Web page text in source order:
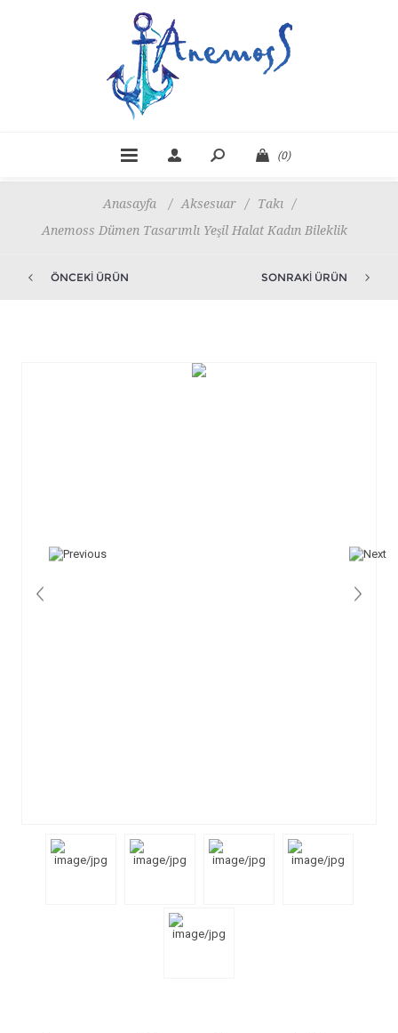
(0)
Anasayfa / Aksesuar / Takı
/
Anemoss Dümen Tasarımlı Yeşil Halat Kadın Bileklik
ÖNCEKI ÜRÜN SONRAKI ÜRÜN